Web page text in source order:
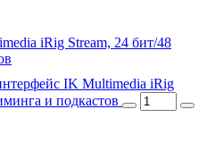
iRig Stream, 24 бит/48
IK Multimedia iRig
и подкастов